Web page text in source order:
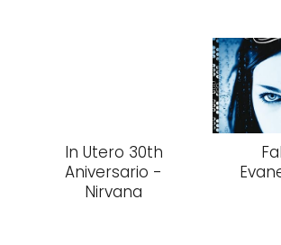
In Utero 30th
Aniversario -
Nirvana